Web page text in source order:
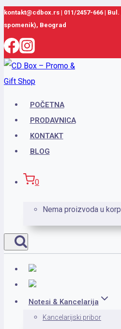
Skip
to
content
kontakt@cdbox.rs | 011/2457-666 | Bul.
spomenik), Beograd
POČETNA
PRODAVNICA
KONTAKT
BLOG
0
Nema proizvoda u
Notesi & Kancelarija
Kancelarijski pribor